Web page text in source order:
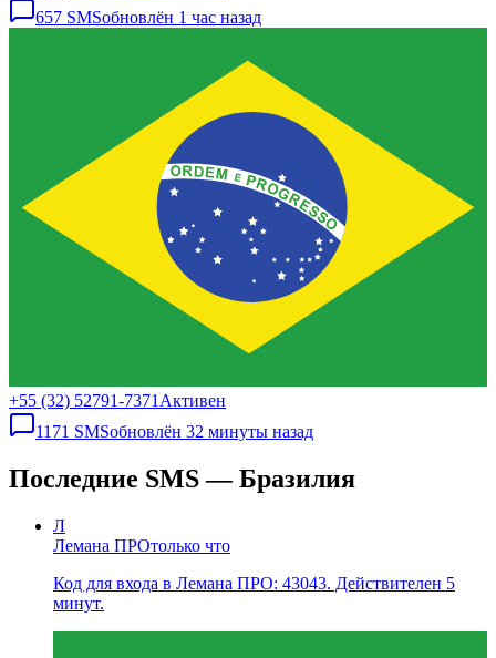
657 SMSобновлён 1 час назад
+55 (32) 52791-7371 Активен
1171 SMSобновлён 32 минуты назад
Последние SMS — Бразилия
Л
Лемана ПРОтолько что
Код для входа в Лемана ПРО: 43043. Действителен 5
минут.